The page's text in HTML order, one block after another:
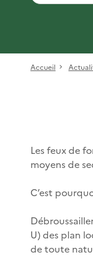
Accueil
Les feux de
moyens de
C’est
U) des plan
de toute